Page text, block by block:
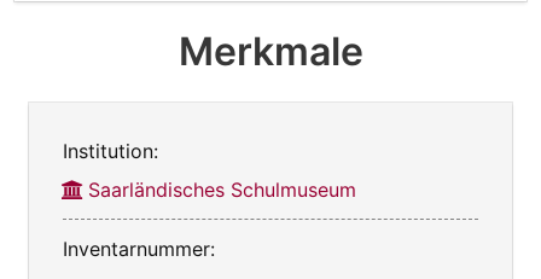
Merkmale
Institution:
Saarländisches Schulmuseum
Inventarnummer: